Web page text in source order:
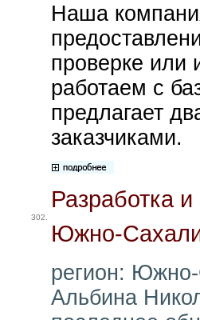
Наша
проверке или
работаем с
предлагает
заказчиками.
302.
Разработка
Южно-
регион: Южно-
Альбина